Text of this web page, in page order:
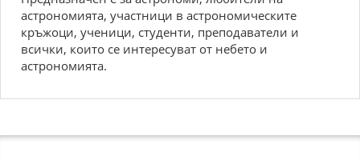
астрономията, участници в астрономическите
кръжоци, ученици, студенти, преподаватели и
всички, които се интересуват от небето и
астрономията.